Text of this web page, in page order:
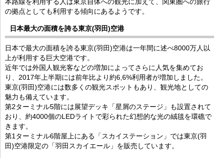
の拠点としても利用する傾向にあるようです。
日本最大の面積を誇る東京(羽田)空港
日本で最大の面積を誇る東京(羽田)空港は一年間に述べ8000万人以
上が利用する巨大空港です。
近年では外国人観光客などの増加によってさらに人気を集めてお
り、2017年上半期には前年比より約6,6%利用者が増加しました。
東京(羽田)空港には数多くの観光スポットもあり、観光地としての
魅力も備えています。
第2ターミナル5階には展望デッキ「星屑のステージ」も設置されて
おり、約4000個のLEDライトで彩られた幻想的な光の絨毯を環礁で
きます。
第1ターミナル6階屋上にある「スカイステーション」では東京(羽
田)空港限定の「羽田スカイエール」を販売しています。